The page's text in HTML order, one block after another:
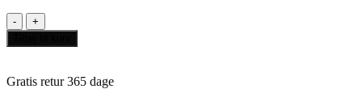
Axis
&
Allies
Pacific
Gratis retur 365 dage